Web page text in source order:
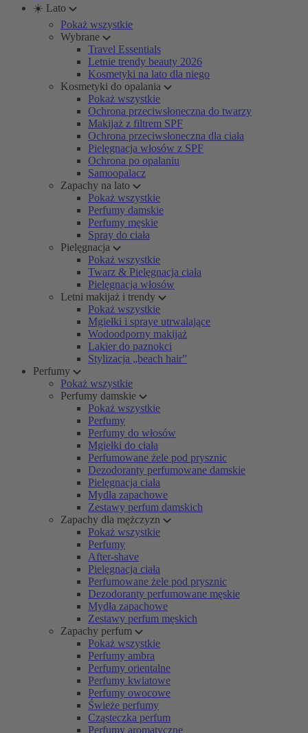
☀️ Lato
Pokaż wszystkie
Wybrane
Travel Essentials
Letnie trendy beauty 2026
Kosmetyki na lato dla niego
Kosmetyki do opalania
Pokaż wszystkie
Ochrona przeciwsłoneczna do twarzy
Makijaż z filtrem SPF
Ochrona przeciwsłoneczna dla ciała
Pielęgnacja włosów z SPF
Ochrona po opalaniu
Samoopalacz
Zapachy na lato
Pokaż wszystkie
Perfumy damskie
Perfumy męskie
Spray do ciała
Pielęgnacja
Pokaż wszystkie
Twarz & Pielęgnacja ciała
Pielęgnacja włosów
Letni makijaż i trendy
Pokaż wszystkie
Mgiełki i spraye utrwalające
Wodoodporny makijaż
Lakier do paznokci
Stylizacja „beach hair”
Perfumy
Pokaż wszystkie
Perfumy damskie
Pokaż wszystkie
Perfumy
Perfumy do włosów
Mgiełki do ciała
Perfumowane żele pod prysznic
Dezodoranty perfumowane damskie
Pielęgnacja ciała
Mydła zapachowe
Zestawy perfum damskich
Zapachy dla mężczyzn
Pokaż wszystkie
Perfumy
After-shave
Pielęgnacja ciała
Perfumowane żele pod prysznic
Dezodoranty perfumowane męskie
Mydła zapachowe
Zestawy perfum męskich
Zapachy perfum
Pokaż wszystkie
Perfumy ambra
Perfumy orientalne
Perfumy kwiatowe
Perfumy owocowe
Świeże perfumy
Cząsteczka perfum
Perfumy aromatyczne